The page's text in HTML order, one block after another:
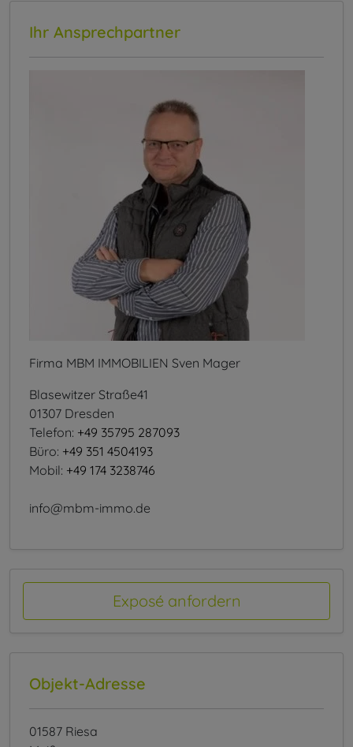
Ihr Ansprechpartner
Firma MBM IMMOBILIEN Sven Mager
Blasewitzer Straße41
01307 Dresden
Telefon: +49 35795 287093
Büro: +49 351 4504193
Mobil: +49 174 3238746
info@mbm-immo.de
Exposé anfordern
Objekt-Adresse
01587 Riesa